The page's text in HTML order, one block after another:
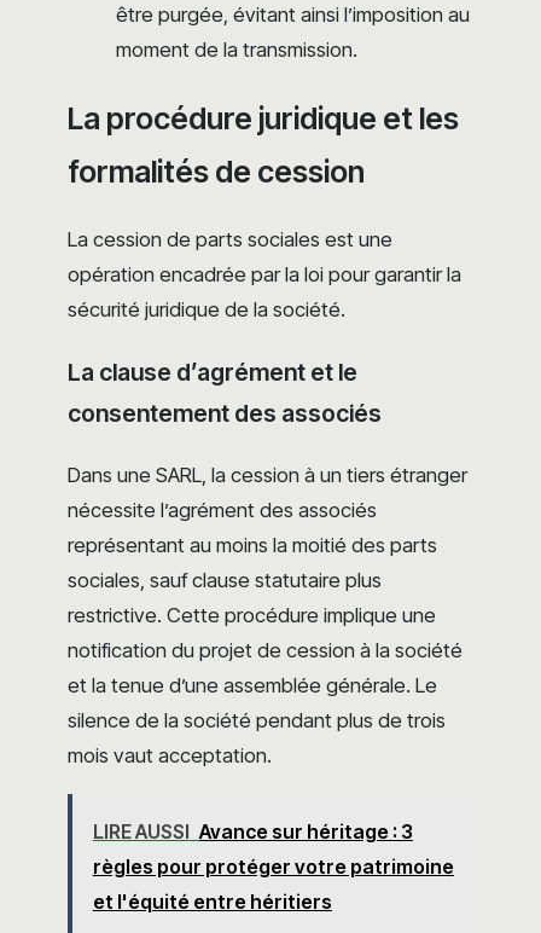
être purgée, évitant ainsi l’imposition au
moment de la transmission.
La procédure juridique et les
formalités de cession
La cession de parts sociales est une
opération encadrée par la loi pour garantir la
sécurité juridique de la société.
La clause d’agrément et le
consentement des associés
Dans une SARL, la cession à un tiers étranger
nécessite l’agrément des associés
représentant au moins la moitié des parts
sociales, sauf clause statutaire plus
restrictive. Cette procédure implique une
notification du projet de cession à la société
et la tenue d’une assemblée générale. Le
silence de la société pendant plus de trois
mois vaut acceptation.
LIRE AUSSI Avance sur héritage : 3
règles pour protéger votre patrimoine
et l'équité entre héritiers